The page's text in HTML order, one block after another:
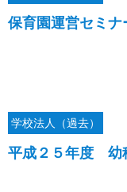
保育園運営セミナ
学校法人（過去）
平成２５年度 幼